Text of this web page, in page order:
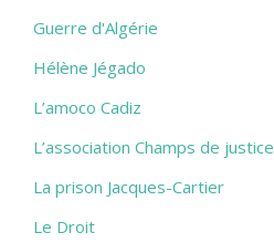
Guerre d'Algérie
Hélène Jégado
L’amoco Cadiz
L’association Champs de justice
La prison Jacques-Cartier
Le Droit